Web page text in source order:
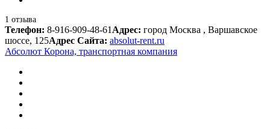
1 отзыва
Телефон: 8-916-909-48-61 Адрес: город Москва , Варшавское
шоссе, 125Адрес Сайта: absolut-rent.ru
Абсолют Корона, транспортная компания